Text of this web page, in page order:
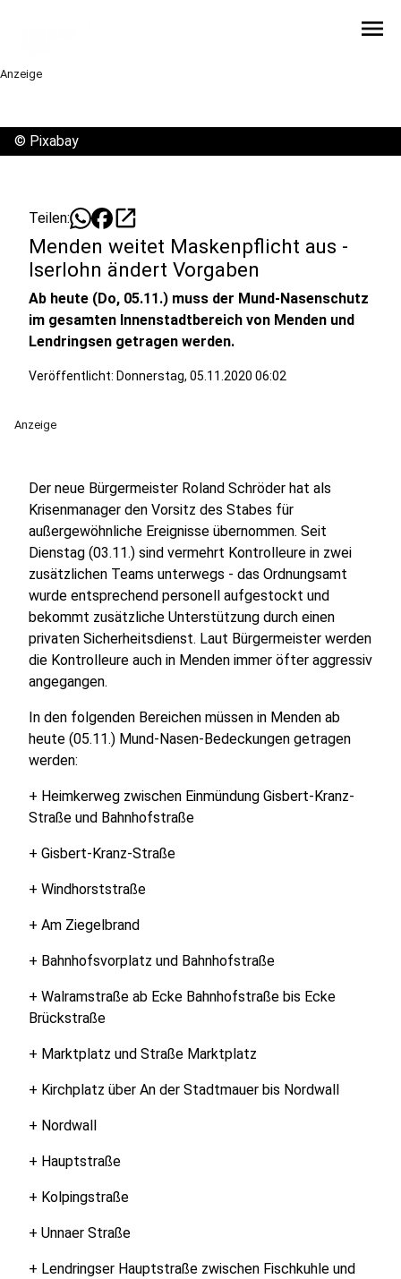
menu
Anzeige
© Pixabay
Teilen: open_in_new
Menden weitet Maskenpflicht aus -
Iserlohn ändert Vorgaben
Ab heute (Do, 05.11.) muss der Mund-Nasenschutz
im gesamten Innenstadtbereich von Menden und
Lendringsen getragen werden.
Veröffentlicht: Donnerstag, 05.11.2020 06:02
Anzeige
Der neue Bürgermeister Roland Schröder hat als
Krisenmanager den Vorsitz des Stabes für
außergewöhnliche Ereignisse übernommen. Seit
Dienstag (03.11.) sind vermehrt Kontrolleure in zwei
zusätzlichen Teams unterwegs - das Ordnungsamt
wurde entsprechend personell aufgestockt und
bekommt zusätzliche Unterstützung durch einen
privaten Sicherheitsdienst. Laut Bürgermeister werden
die Kontrolleure auch in Menden immer öfter aggressiv
angegangen.
In den folgenden Bereichen müssen in Menden ab
heute (05.11.) Mund-Nasen-Bedeckungen getragen
werden:
+ Heimkerweg zwischen Einmündung Gisbert-Kranz-
Straße und Bahnhofstraße
+ Gisbert-Kranz-Straße
+ Windhorststraße
+ Am Ziegelbrand
+ Bahnhofsvorplatz und Bahnhofstraße
+ Walramstraße ab Ecke Bahnhofstraße bis Ecke
Brückstraße
+ Marktplatz und Straße Marktplatz
+ Kirchplatz über An der Stadtmauer bis Nordwall
+ Nordwall
+ Hauptstraße
+ Kolpingstraße
+ Unnaer Straße
+ Lendringser Hauptstraße zwischen Fischkuhle und